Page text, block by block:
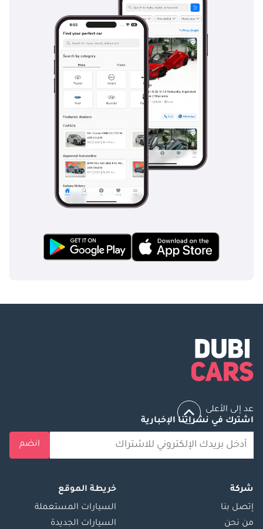
عد إلى الأعلى
اشترك في نشراتنا الإخبارية
انضم
شركة
إتصل بنا
من نحن
خريطة الموقع
السيارات المستعملة
السيارات الجديدة